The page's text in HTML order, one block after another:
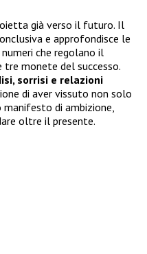
già verso il futuro. Il
e approfondisce le
che regolano il
monete del successo.
sorrisi e relazioni
di aver vissuto non solo
di ambizione,
oltre il presente.